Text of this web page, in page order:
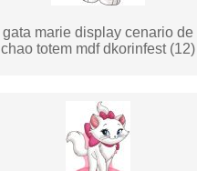
gata marie display cenario de
chao totem mdf dkorinfest (12)